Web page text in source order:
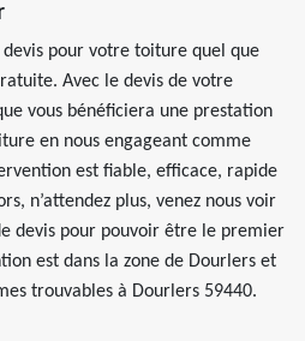
pour votre toiture quel que
Avec le devis de votre
vous bénéficiera une prestation
en nous engageant comme
est fiable, efficace, rapide
n’attendez plus, venez nous voir
devis pour pouvoir être le premier
est dans la zone de Dourlers et
trouvables à Dourlers 59440.